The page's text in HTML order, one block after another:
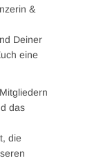
&
Deiner
eine
das
die